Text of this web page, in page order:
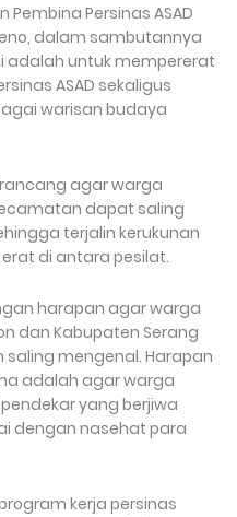
Persinas ASAD
dalam sambutannya
adalah untuk mempererat
ASAD sekaligus
warisan budaya
agar warga
dapat saling
terjalin kerukunan
di antara pesilat.
harapan agar warga
dan Kabupaten Serang
mengenal. Harapan
adalah agar warga
yang berjiwa
dengan nasehat para
kerja persinas